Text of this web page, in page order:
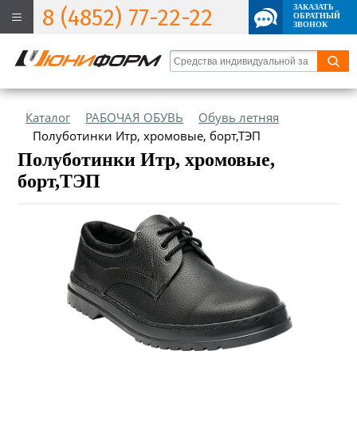
8 (4852) 77-22-22
ЗАКАЗАТЬ
ОБРАТНЫЙ
ЗВОНОК
Каталог РАБОЧАЯ ОБУВЬ
Обувь летняя
Полуботинки Итр, хромовые, борт,ТЭП
Полуботинки Итр, хромовые,
борт,ТЭП